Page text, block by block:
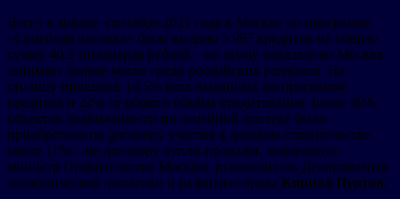
Всего в январе–сентябре 2021 года в Москве по программе
«Семейная ипотека» было выдано 5 997 кредитов на общую
сумму 40,2 миллиарда рублей – по этому показателю Москва
занимает первое место среди российских регионов. На
столицу пришлось 10,5% всех выданных по программе
кредитов и 22% от общего объёма кредитования. Более 89%
объектов недвижимости по семейной ипотеке было
приобретено по договору участия в долевом строительстве,
около 11% – по договору купли-продажи, подчеркнул
министр Правительства Москвы, руководитель Департамента
экономической политики и развития города Кирилл Пуртов.